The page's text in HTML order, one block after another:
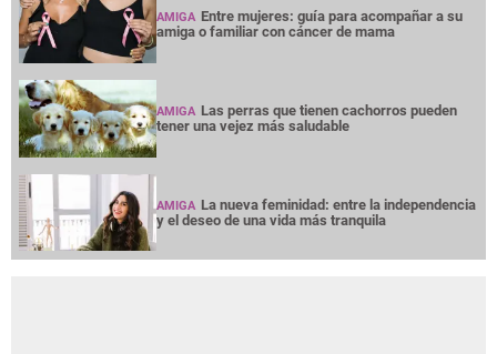
AMIGA Entre mujeres: guía para acompañar a su
amiga o familiar con cáncer de mama
AMIGA Las perras que tienen cachorros pueden
tener una vejez más saludable
AMIGA La nueva feminidad: entre la independencia
y el deseo de una vida más tranquila